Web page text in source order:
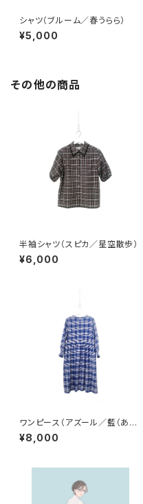
シャツ（ブルーム／春うらら）
¥5,000
その他の商品
半袖シャツ（スピカ／星空散歩）
¥6,000
ワンピース（アズール／藍（あ
お）の記憶）
¥8,000